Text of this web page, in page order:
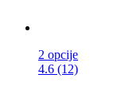
2 opcije
4.6 (12)